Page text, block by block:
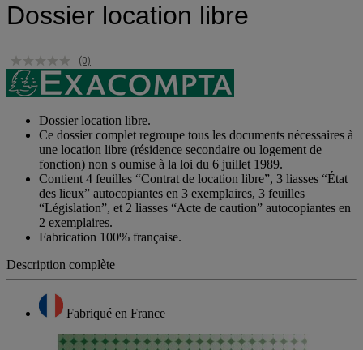
Dossier location libre
(0)
Dossier location libre.
Ce dossier complet regroupe tous les documents nécessaires à
une location libre (résidence secondaire ou logement de
fonction) non s oumise à la loi du 6 juillet 1989.
Contient 4 feuilles “Contrat de location libre”, 3 liasses “État
des lieux” autocopiantes en 3 exemplaires, 3 feuilles
“Législation”, et 2 liasses “Acte de caution” autocopiantes en
2 exemplaires.
Fabrication 100% française.
Description complète
Fabriqué en France